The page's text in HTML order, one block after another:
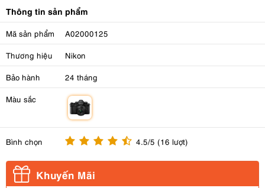
Thông tin sản phẩm
Mã sản phẩm A02000125
Thương hiệu Nikon
Bảo hành 24 tháng
Màu sắc
Bình chọn 4.5/5 (16 lượt)
Khuyến Mãi